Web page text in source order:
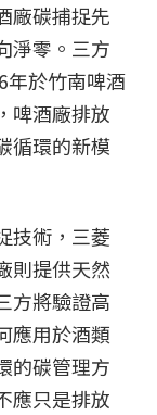
廠碳捕捉先
淨零。三方
年於竹南啤酒
啤酒廠排放
循環的新模
技術，三菱
則提供天然
方將驗證高
應用於酒類
的碳管理方
應只是排放